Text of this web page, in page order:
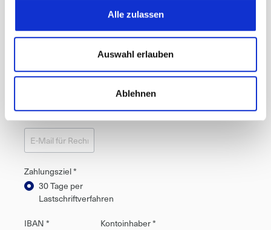
Alle zulassen
Auswahl erlauben
Ablehnen
FirmenbezeichnungVorname * Nachname *
Rechnungsversand
*
Zahlungsziel *
30 Tage per
Lastschriftverfahren
IBAN *
Kontoinhaber *